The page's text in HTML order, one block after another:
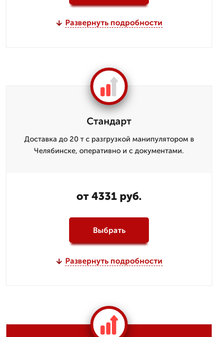
Развернуть подробности
Стандарт
Доставка до 20 т с разгрузкой манипулятором в
Челябинске, оперативно и с документами.
от 4331 руб.
Выбрать
Развернуть подробности